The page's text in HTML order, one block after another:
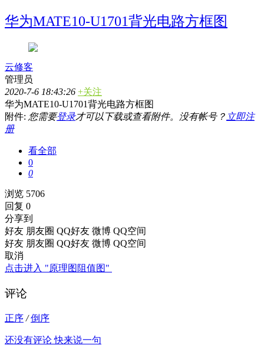
华为MATE10-U1701背光电路方框图
云修客
管理员
2020-7-6 18:43:26 +关注
华为MATE10-U1701背光电路方框图
附件: 您需要登录才可以下载或查看附件。没有帐号？ 立即注
册
看全部
0
0
浏览 5706
回复 0
分享到
好友 朋友圈 QQ好友 微博 QQ空间
好友 朋友圈 QQ好友 微博 QQ空间
取消
点击进入 "原理图阻值图"
评论
正序 / 倒序
还没有评论 快来说一句